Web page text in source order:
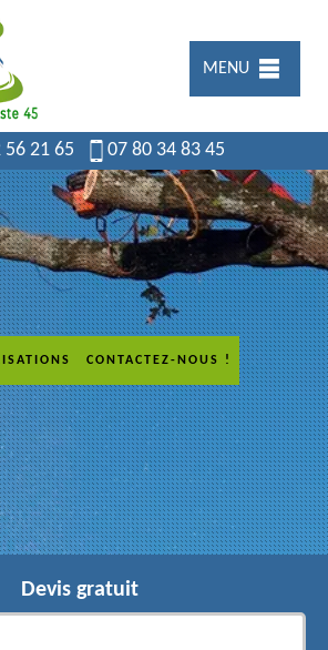
MENU
56 21 65 07 80 34 83 45
CONTACTEZ-NOUS !
Devis gratuit